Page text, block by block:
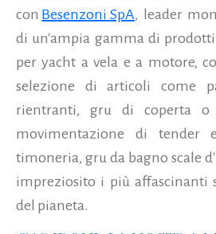
con Besenzoni SpA, leader
di un'ampia gamma di
per yacht a vela e a motore,
selezione di articoli come
rientranti, gru di coperta
movimentazione di tender
timoneria, gru da bagno scale
impreziosito i più affascinanti
del pianeta.